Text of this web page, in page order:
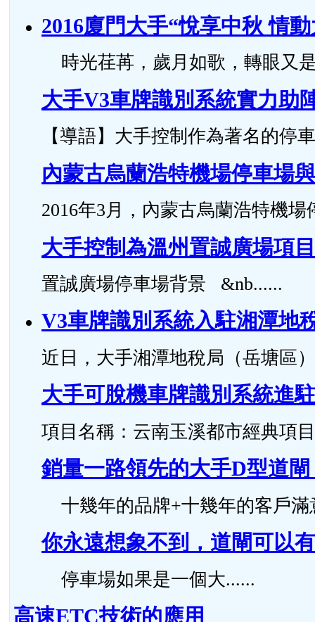
2016廈門大手“悅享中秋 情
時光荏苒，歲月如歌，轉
大手V3車牌識別系統實力助
【導語】大手控制作為著名的停
內蒙古烏蘭浩特機場停車場
2016年3月，內蒙古烏蘭浩特機
大手控制為溫州置誠廣場項
置誠廣場停車場背景 &nb......
V3車牌識別系統入駐湘潭地
近日，大手湘潭地稅局（岳塘區
大手可脫機車牌識別系統進
項目名稱：云南玉溪都市經典項
銷量一路領先的大手D型道
十幾年的品牌+十幾年的客戶滿
你永遠想象不到，道閘可
停車場如果是一個大......
高速ETC技術的應用